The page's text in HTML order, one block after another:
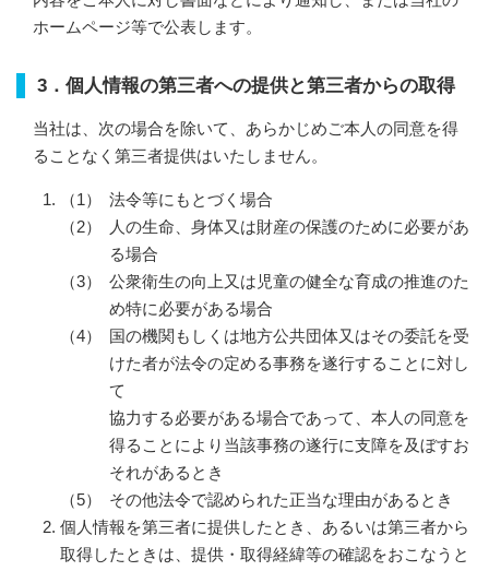
ホームページ等で公表します。
3．個人情報の第三者への提供と第三者からの取得
当社は、次の場合を除いて、あらかじめご本人の同意を得
ることなく第三者提供はいたしません。
法令等にもとづく場合
人の生命、身体又は財産の保護のために必要があ
る場合
公衆衛生の向上又は児童の健全な育成の推進のた
め特に必要がある場合
国の機関もしくは地方公共団体又はその委託を受
けた者が法令の定める事務を遂行することに対し
て
協力する必要がある場合であって、本人の同意を
得ることにより当該事務の遂行に支障を及ぼすお
それがあるとき
その他法令で認められた正当な理由があるとき
個人情報を第三者に提供したとき、あるいは第三者から
取得したときは、提供・取得経緯等の確認をおこなうと